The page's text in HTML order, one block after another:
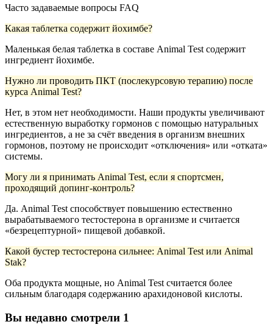
Часто задаваемые вопросы FAQ
Какая таблетка содержит йохимбе?
Маленькая белая таблетка в составе Animal Test содержит
ингредиент йохимбе.
Нужно ли проводить ПКТ (послекурсовую терапию) после
курса Animal Test?
Нет, в этом нет необходимости. Наши продукты увеличивают
естественную выработку гормонов с помощью натуральных
ингредиентов, а не за счёт введения в организм внешних
гормонов, поэтому не происходит «отключения» или «отката»
системы.
Могу ли я принимать Animal Test, если я спортсмен,
проходящий допинг-контроль?
Да. Animal Test способствует повышению естественно
вырабатываемого тестостерона в организме и считается
«безрецептурной» пищевой добавкой.
Какой бустер тестостерона сильнее: Animal Test или Animal
Stak?
Оба продукта мощные, но Animal Test считается более
сильным благодаря содержанию арахидоновой кислоты.
Вы недавно смотрели 1